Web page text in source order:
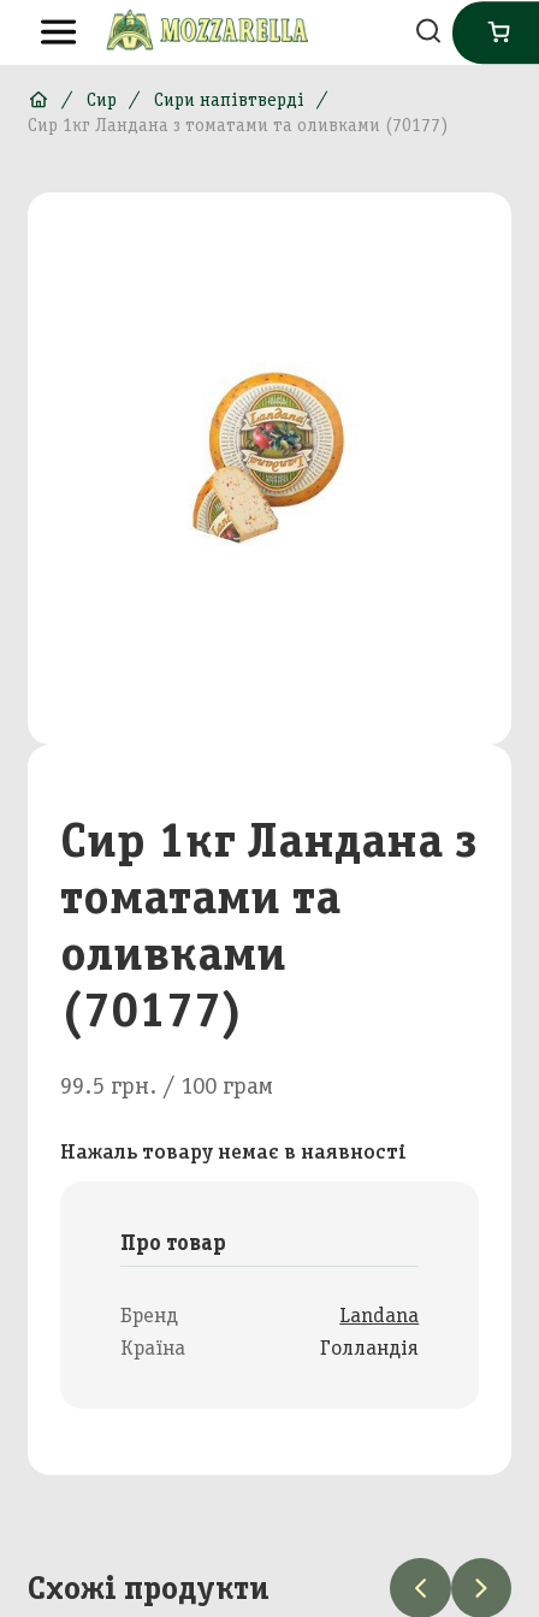
Сир
Сири напівтверді
Сир 1кг Ландана з томатами та оливками (70177)
Сир 1кг Ландана з
томатами та
оливками
(70177)
99.5 грн. / 100 грам
Нажаль товару немає в наявності
Про товар
Бренд
Landana
Країна
Голландія
Схожі продукти